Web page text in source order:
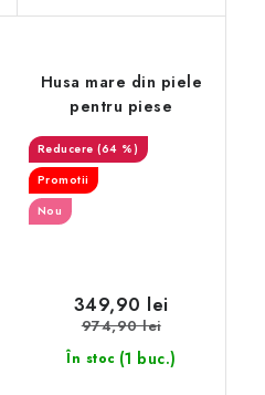
Husa mare din piele
pentru piese
(64 %)
Promotii
Nou
În stoc (1 buc.)
349,90 lei
974,90 lei